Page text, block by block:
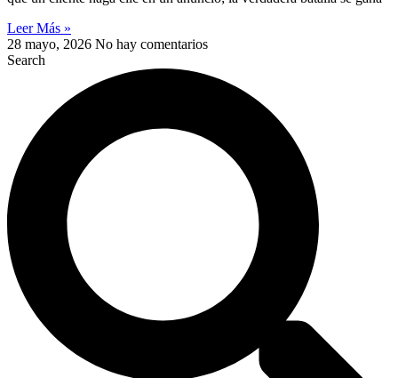
Leer Más »
28 mayo, 2026 No hay comentarios
Search